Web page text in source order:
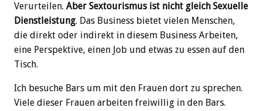
Verurteilen. Aber Sextourismus ist nicht gleich Sexuelle
Dienstleistung. Das Business bietet vielen Menschen,
die direkt oder indirekt in diesem Business Arbeiten,
eine Perspektive, einen Job und etwas zu essen auf den
Tisch.
Ich besuche Bars um mit den Frauen dort zu sprechen.
Viele dieser Frauen arbeiten freiwillig in den Bars.